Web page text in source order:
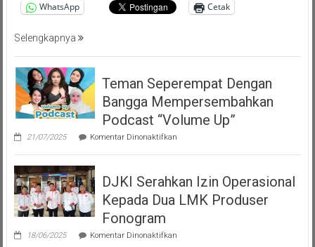
WhatsApp Cetak
Selengkapnya
Teman Seperempat Dengan
Bangga Mempersembahkan
Podcast “Volume Up”
21/07/2025 Komentar Dinonaktifkanpada
Seperempat
Bangga
Mempersembahkan
Podcast
DJKI Serahkan Izin Operasional
Kepada Dua LMK Produser
Fonogram
18/06/2025 Komentar Dinonaktifkanpada